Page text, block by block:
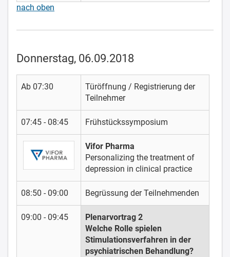
nach oben
Donnerstag, 06.09.2018
Ab 07:30
Türöffnung / Registrierung der
Teilnehmer
07:45 - 08:45 Frühstückssymposium
Vifor Pharma
Personalizing the treatment of
depression in clinical practice
08:50 - 09:00 Begrüssung der Teilnehmenden
09:00 - 09:45
Plenarvortrag 2
Welche Rolle spielen
Stimulationsverfahren in der
psychiatrischen Behandlung?